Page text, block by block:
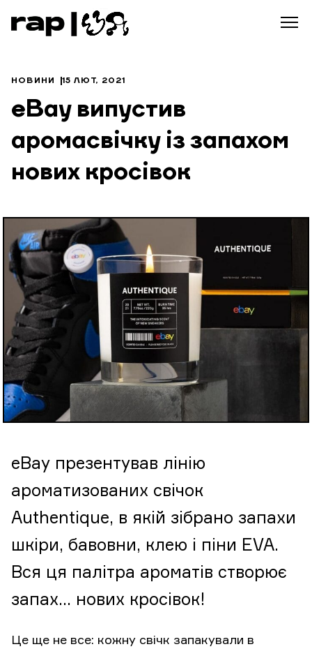
НОВИНИ 15 ЛЮТ, 2021
eBay випустив
аромасвічку із запахом
нових кросівок
eBay презентував лінію
ароматизованих свічок
Authentique, в якій зібрано запахи
шкіри, бавовни, клею і піни EVA.
Вся ця палітра ароматів створює
запах… нових кросівок!
Це ще не все: кожну свічк запакували в